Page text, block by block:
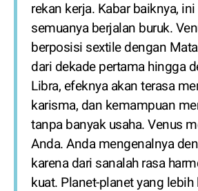
rekan kerja. Kabar baiknya,
semuanya berjalan buruk.
berposisi sextile dengan
dari dekade pertama hingga
Libra, efeknya akan terasa
karisma, dan kemampuan
tanpa banyak usaha. Venus
Anda. Anda mengenalnya
karena dari sanalah rasa
kuat. Planet-planet yang